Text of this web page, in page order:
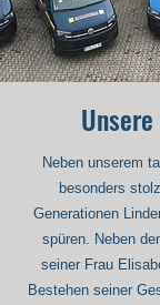
Neben unserem
besonders
Generationen
spüren. Neben
seiner Frau
Bestehen seiner